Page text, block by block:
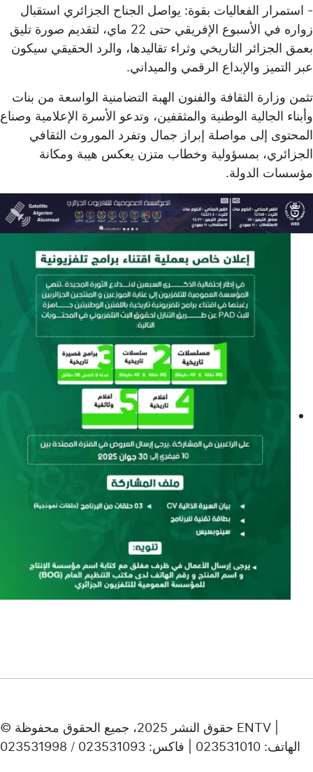
- استمرار الفعاليات بقوة: يواصل الجناح الجزائري استقبال
زواره في الأسبوع الإفريقي حتى 22 ماي، لتقديم صورة تليق
بعمق الجزائر التاريخي وثراء تقاليدها، والرد الحقيقي سيكون
عبر التميز والإبداع الرقمي والميداني.
تثمن وزارة الثقافة والفنون الهبة التضامنية الواسعة من بنات
وأبناء الجالية الوطنية والمثقفين، وتدعو الأسرة الإعلامية وصناع
المحتوى إلى مواصلة إبراز جمال وتفرد الموروث الثقافي
الجزائري، بمسؤولية وخطاب متزن يعكس هيبة ومكانة
مؤسسات الدولة.
© حقوق النشر 2025، جميع الحقوق محفوظة ENTV |
الهاتف: 023531010 | فاكس: 023531093 / 023531998